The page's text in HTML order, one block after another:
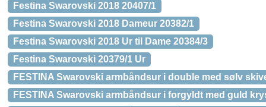
Festina Swarovski 2018 20407/1
Festina Swarovski 2018 Dameur 20382/1
Festina Swarovski 2018 Ur til Dame 20384/3
Festina Swarovski 20379/1 Ur
FESTINA Swarovski armbåndsur i double med sølv
FESTINA Swarovski armbåndsur i forgyldt med guld